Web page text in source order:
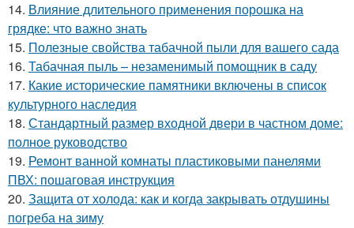
14. Влияние длительного применения порошка на
грядке: что важно знать
15. Полезные свойства табачной пыли для вашего сада
16. Табачная пыль – незаменимый помощник в саду
17. Какие исторические памятники включены в список
культурного наследия
18. Стандартный размер входной двери в частном доме:
полное руководство
19. Ремонт ванной комнаты пластиковыми панелями
ПВХ: пошаговая инструкция
20. Защита от холода: как и когда закрывать отдушины
погреба на зиму